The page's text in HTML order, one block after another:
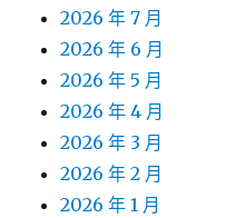
2026 年 7 月
2026 年 6 月
2026 年 5 月
2026 年 4 月
2026 年 3 月
2026 年 2 月
2026 年 1 月